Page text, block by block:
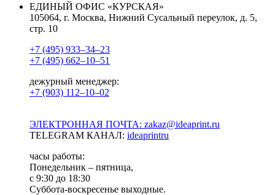
ЕДИНЫЙ ОФИС «КУРСКАЯ»
105064, г. Москва, Нижний Сусальный переулок, д. 5,
стр. 10
+7 (495) 933–34–23
+7 (495) 662–10–51
дежурный менеджер:
+7 (903) 112–10–02
ЭЛЕКТРОННАЯ ПОЧТА: zakaz@ideaprint.ru
TELEGRAM КАНАЛ: ideaprintru
часы работы:
Понедельник – пятница,
с 9:30 до 18:30
Суббота-воскресенье выходные.